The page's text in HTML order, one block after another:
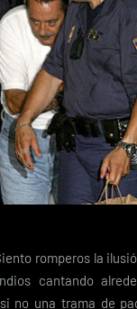
romperos la
cantando
no una trama de